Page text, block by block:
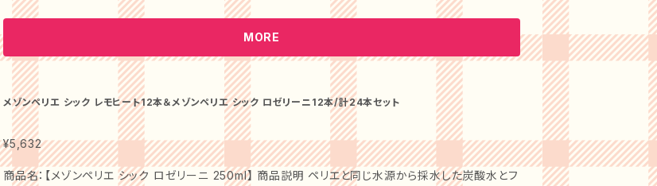
た炭酸水にフルーツ由来のエキスを加えたスパークリングフレーバードウォーターです。ライムの心地よ
ド：メゾンペリエ ・内容量：330ml ・原材料：水(鉱水)、炭酸、ライム香料 ・賞味期間 ：製造後18ヶ月 ・単
品サイズ（cm）：5.8×5.8×14.5 特徴： 気軽に楽しめるスタイルで、レモンの爽快感とライムのさっぱりと
した味わいが特長のこのセットは、リフレッシュしたい時や食事との相性が抜群です。どちらのフレーバー
も、シャンパングラスに注げばパーティーやお祝いのシーンを華やかに彩ることができます。 このメゾン
ペリエ フォーエバーセットは、友人とのリラックスタイムや特別な日のお祝いや乾杯にもぴったりの飲料
です。爽やかな味わいは、お料理とともに楽しむのはもちろん、そのままでも十分にお楽しみいただけま
MORE
メゾンペリエ シック レモヒート12本＆メゾンペリエ シック ロゼリーニ12本/計24本セット
¥5,632
商品名：【メゾンペリエ シック ロゼリーニ 250ml】 商品説明 ペリエと同じ水源から採水した炭酸水とフ